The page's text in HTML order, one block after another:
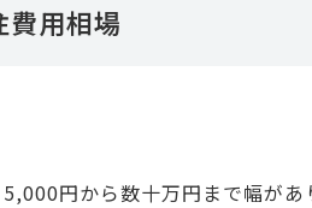
用相場
円から数十万円まで幅があ